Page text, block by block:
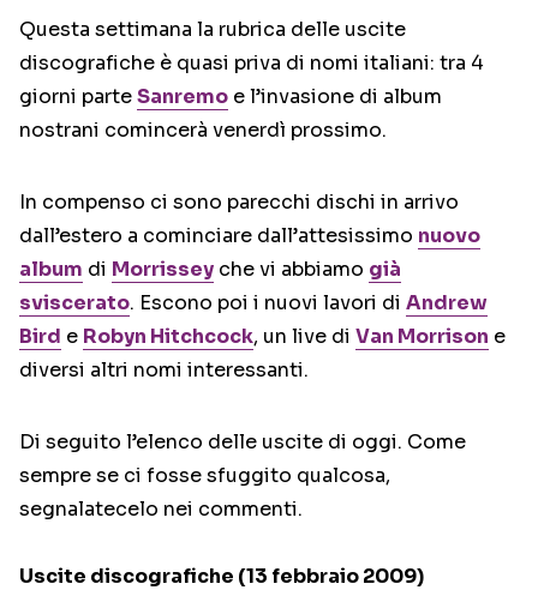
Questa settimana la rubrica delle uscite
discografiche è quasi priva di nomi italiani: tra 4
giorni parteSanremo e l’invasione di album
nostrani comincerà venerdì prossimo.
In compenso ci sono parecchi dischi in arrivo
dall’estero a cominciare dall’attesissimo nuovo
album di Morrissey che vi abbiamo già
sviscerato. Escono poi i nuovi lavori di Andrew
Bird e Robyn Hitchcock, un live di Van Morrison e
diversi altri nomi interessanti.
Di seguito l’elenco delle uscite di oggi. Come
sempre se ci fosse sfuggito qualcosa,
segnalatecelo nei commenti.
Uscite discografiche (13 febbraio 2009)